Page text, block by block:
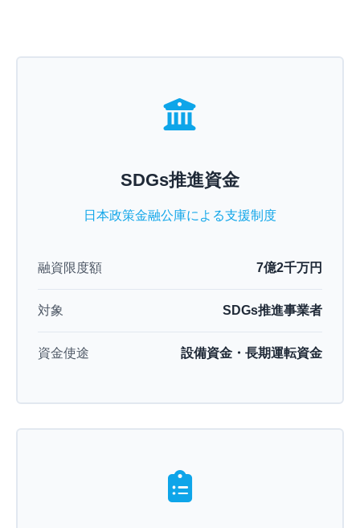
SDGs推進資金
日本政策金融公庫による支援制度
融資限度額 7億2千万円
対象 SDGs推進事業者
資金使途 設備資金・長期運転資金